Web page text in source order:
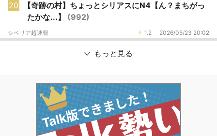
20
【奇跡の村】ちょっとシリアスにN4【ん？まちがっ
たかな...】 (992)
1.2 2026/05/23 20:02
シベリア超速報
もっと見る